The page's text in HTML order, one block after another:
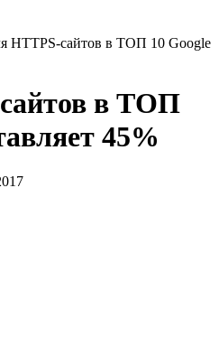
HTTPS-сайтов в ТОП 10 Google
в ТОП
45%